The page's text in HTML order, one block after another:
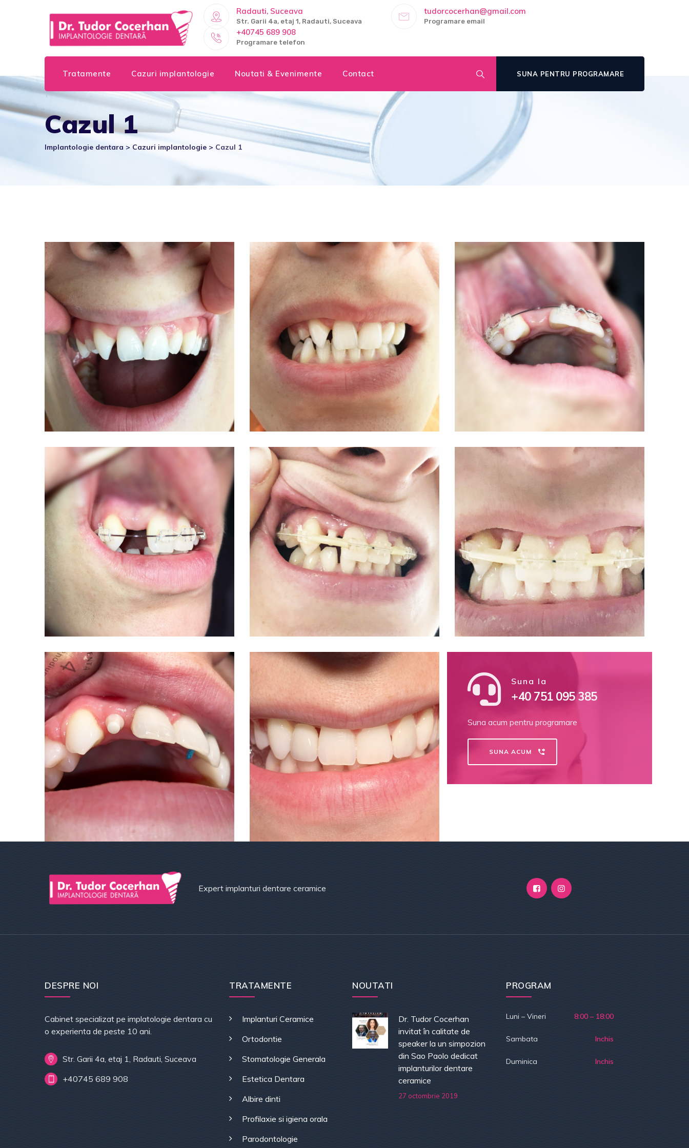
Radauti, Suceava
Str. Garii 4a, etaj 1, Radauti, Suceava
tudorcocerhan@gmail.com
Programare email
+40745 689 908
Programare telefon
Tratamente Cazuri implantologie Noutati & Evenimente Contact SUNA PENTRU PROGRAMARE
Cazul 1
Implantologie dentara > Cazuri implantologie > Cazul 1
Suna la
+40 751 095 385
Suna acum pentru programare
SUNA ACUM
Expert implanturi dentare ceramice
DESPRE NOI
Cabinet specializat pe implatologie dentara cu
o experienta de peste 10 ani.
Str. Garii 4a, etaj 1, Radauti, Suceava
+40745 689 908
TRATAMENTE
Implanturi Ceramice
Ortodontie
Stomatologie Generala
Estetica Dentara
Albire dinti
Profilaxie si igiena orala
Parodontologie
NOUTATI
Dr. Tudor Cocerhan
invitat în calitate de
speaker la un simpozion
din Sao Paolo dedicat
implanturilor dentare
ceramice
27 octombrie 2019
PROGRAM
Luni – Vineri 8:00 – 18:00
Sambata Inchis
Duminica Inchis